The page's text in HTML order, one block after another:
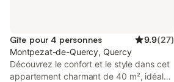
Gîte pour 4 personnes 9.9(27)
Montpezat-de-Quercy, Quercy
Découvrez le confort et le style dans cet
appartement charmant de 40 m², idéal